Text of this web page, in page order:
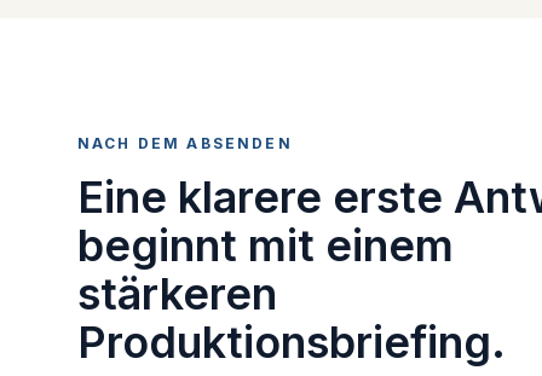
NACH DEM ABSENDEN
Eine klarere erste
beginnt mit einem
stärkeren
Produktionsbriefing.